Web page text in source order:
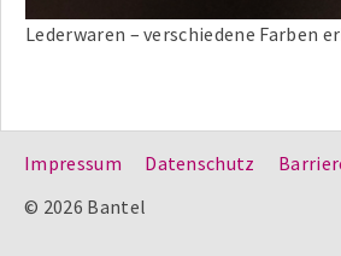
Lederwaren – verschiedene Farben
Impressum Datenschutz
© 2026 Bantel